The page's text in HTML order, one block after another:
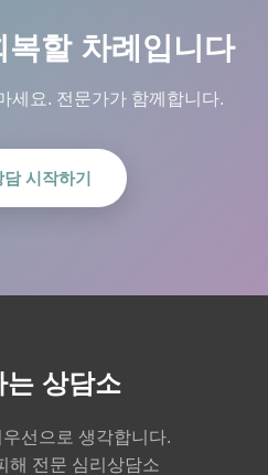
복할 차례입니다
세요. 전문가가 함께합니다.
시작하기
는 상담소
선으로 생각합니다.
해 전문 심리상담소